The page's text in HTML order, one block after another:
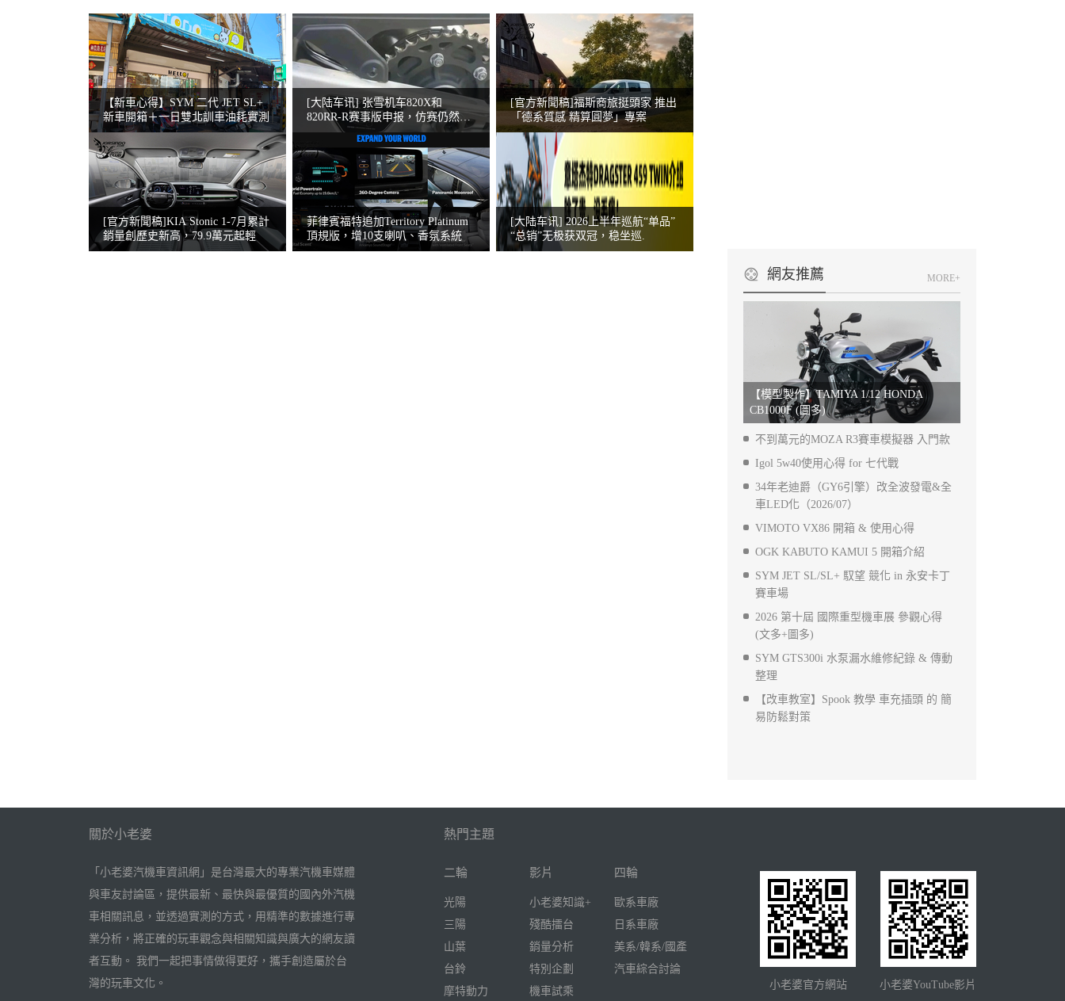
【新車心得】SYM 二代 JET SL+
新車開箱＋一日雙北訓車油耗實測
[大陆车讯] 张雪机车820X和
820RR-R赛事版申报，仿赛仍然问
题不断
[官方新聞稿]福斯商旅挺頭家 推出
「德系質感 精算圓夢」專案
[官方新聞稿]KIA Stonic 1-7月累計
銷量創歷史新高，79.9萬元起輕
菲律賓福特追加Territory Platinum
頂規版，增10支喇叭、香氛系統
[大陆车讯] 2026上半年巡航“单品”
“总销”无极获双冠，稳坐巡.
網友推薦 MORE+
【模型製作】TAMIYA 1/12 HONDA
CB1000F (圖多)
不到萬元的MOZA R3賽車模擬器 入門款
Igol 5w40使用心得 for 七代戰
34年老迪爵（GY6引擎）改全波發電&全
車LED化（2026/07）
VIMOTO VX86 開箱 & 使用心得
OGK KABUTO KAMUI 5 開箱介紹
SYM JET SL/SL+ 馭望 競化 in 永安卡丁
賽車場
2026 第十屆 國際重型機車展 參觀心得
(文多+圖多)
SYM GTS300i 水泵漏水維修紀錄 & 傳動
整理
【改車教室】Spook 教學 車充插頭 的 簡
易防鬆對策
關於小老婆
「小老婆汽機車資訊網」是台灣最大的專業汽機車媒體
與車友討論區，提供最新、最快與最優質的國內外汽機
車相關訊息，並透過實測的方式，用精準的數據進行專
業分析，將正確的玩車觀念與相關知識與廣大的網友讀
者互動。 我們一起把事情做得更好，攜手創造屬於台
灣的玩車文化。
熱門主題
二輪
光陽
三陽
山葉
台鈴
摩特動力
影片
小老婆知識+
殘酷擂台
銷量分析
特別企劃
機車試乘
四輪
歐系車廠
日系車廠
美系/韓系/國產
汽車綜合討論
小老婆官方網站
小老婆YouTube影片